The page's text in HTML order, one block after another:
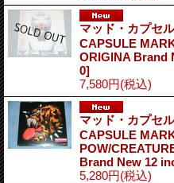
マッド・カプセ
CAPSULE
ORIGINA Brand
0]
7,580円(税込)
マッド・カプセ
CAPSULE
POW/
Brand New 12
5,280円(税込)